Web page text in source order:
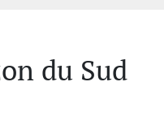
du Sud